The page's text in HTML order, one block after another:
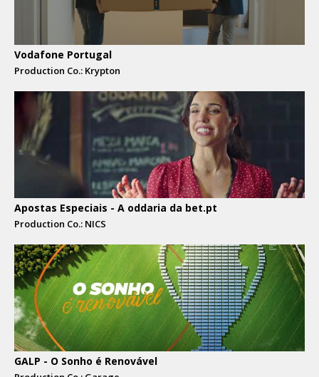
Vodafone Portugal
Production Co.: Krypton
Apostas Especiais - A oddaria da bet.pt
Production Co.: NICS
GALP - O Sonho é Renovável